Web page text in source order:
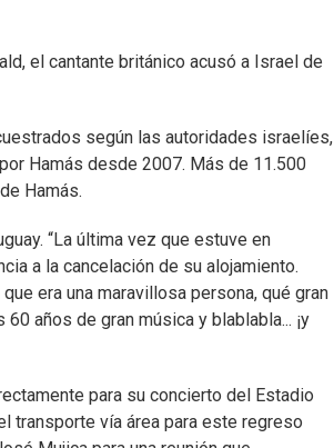
el cantante británico acusó a Israel de
según las autoridades israelíes,
Hamás desde 2007. Más de 11.500
Hamás.
“La última vez que estuve en
a la cancelación de su alojamiento.
era una maravillosa persona, qué gran
años de gran música y blablabla... ¡y
para su concierto del Estadio
transporte vía área para este regreso